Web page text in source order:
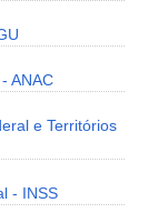
ANAC
e Territórios
- INSS